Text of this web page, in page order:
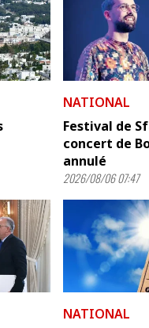
NATIONAL
Festival de
concert de
annulé
2026/08/06 07:47
NATIONAL